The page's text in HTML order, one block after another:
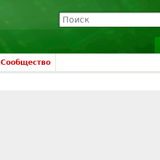
Сообщество